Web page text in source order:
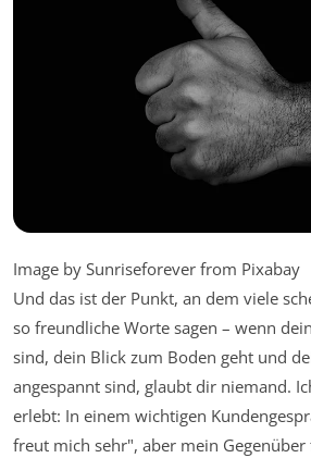
Image by Sunriseforever from Pixabay
Und das ist der Punkt, an dem viele
so freundliche Worte sagen – wenn
sind, dein Blick zum Boden geht und
angespannt sind, glaubt dir niemand.
erlebt: In einem wichtigen
freut mich sehr", aber mein Gegenüber